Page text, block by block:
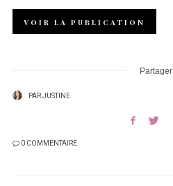
VOIR LA PUBLICATION
Partager
PARJUSTINE
0 COMMENTAIRE